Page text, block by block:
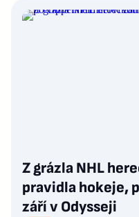
Z grázla NHL
pravidla hokeje,
září v Odysseji